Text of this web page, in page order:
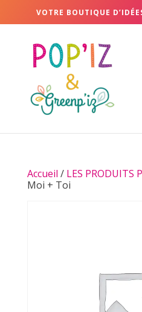
VOTRE BOUTIQUE
Accueil / LES PRODUITS
Moi + Toi